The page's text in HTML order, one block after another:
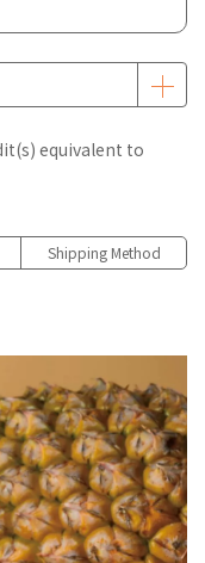
equivalent to
Shipping Method